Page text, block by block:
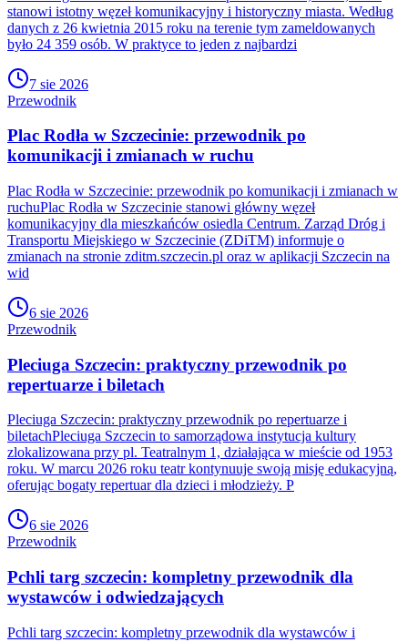
stanowi istotny węzeł komunikacyjny i historyczny miasta. Według
danych z 26 kwietnia 2015 roku na terenie tym zameldowanych
było 24 359 osób. W praktyce to jeden z najbardzi
7 sie 2026
Przewodnik
Plac Rodła w Szczecinie: przewodnik po
komunikacji i zmianach w ruchu
Plac Rodła w Szczecinie: przewodnik po komunikacji i zmianach w
ruchuPlac Rodła w Szczecinie stanowi główny węzeł
komunikacyjny dla mieszkańców osiedla Centrum. Zarząd Dróg i
Transportu Miejskiego w Szczecinie (ZDiTM) informuje o
zmianach na stronie zditm.szczecin.pl oraz w aplikacji Szczecin na
wid
6 sie 2026
Przewodnik
Pleciuga Szczecin: praktyczny przewodnik po
repertuarze i biletach
Pleciuga Szczecin: praktyczny przewodnik po repertuarze i
biletachPleciuga Szczecin to samorządowa instytucja kultury
zlokalizowana przy pl. Teatralnym 1, działająca w mieście od 1953
roku. W marcu 2026 roku teatr kontynuuje swoją misję edukacyjną,
oferując bogaty repertuar dla dzieci i młodzieży. P
6 sie 2026
Przewodnik
Pchli targ szczecin: kompletny przewodnik dla
wystawców i odwiedzających
Pchli targ szczecin: kompletny przewodnik dla wystawców i